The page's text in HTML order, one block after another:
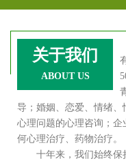
关于我们
ABOUT US
导；婚姻、恋爱、情绪
心理问题的心理咨询；
何心理治疗、药物治疗。
十年来，我们始终保